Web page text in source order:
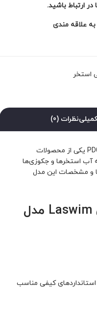
ارتباط باشید.
به علاقه مندی
استخر
نظرات (0)
فیلتر شنی استخر Laswim مدل PDG500 یکی از محصولات
آب استخرها و جکوزی‌ها
و مشخصات این مدل
مشخصات فیلتر شنی Laswim مدل
کیفی مناسب